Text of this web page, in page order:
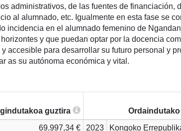
administrativos, de las fuentes de financiación,
al alumnado, etc. Igualmente en esta fase se
incidencia en el alumnado femenino de
y que puedan optar por la docencia
y accesible para desarrollar su futuro personal y
as su autónoma económica y vital.
guztira
69.997,34 € 2023
Kongoko